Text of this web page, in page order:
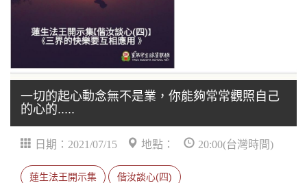
一切的起心動念無不是業，你能夠常常觀照自己
的心的.....
日期：2021/07/15 地點： 20:00(台灣時間)
蓮生法王開示集 偕汝談心(四)